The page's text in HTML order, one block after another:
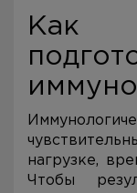
Как
нагрузке,
Чтобы